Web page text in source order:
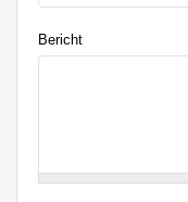
Bericht